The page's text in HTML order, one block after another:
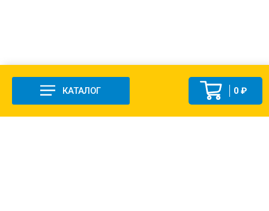
КАТАЛОГ 0 ₽